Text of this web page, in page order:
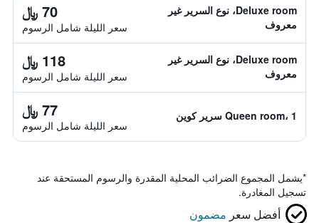
Deluxe room، نوع السرير غير
معروف
70 ﷼
سعر الليلة شامل الرسوم
Deluxe room، نوع السرير غير
معروف
118 ﷼
سعر الليلة شامل الرسوم
Queen room، 1 سرير كوين 77 ﷼
سعر الليلة شامل الرسوم
*يشمل المجموع الضرائب المحلية المقدرة والرسوم المستحقة عند
تسجيل المغادرة.
أفضل سعر مضمون